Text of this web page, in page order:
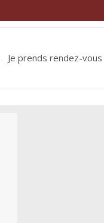
Je prends rendez-vous